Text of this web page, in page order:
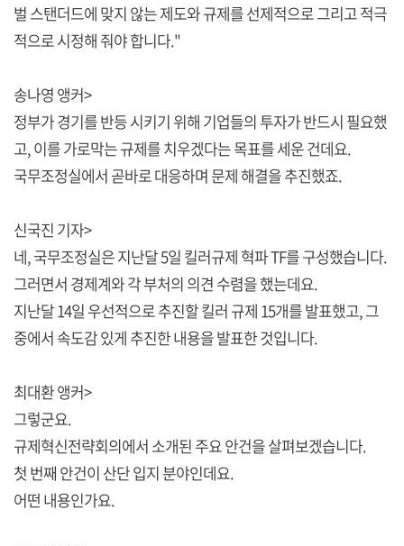
벌 스탠더드에 맞지 않는 제도와 규제를 선제적으로 그리고 적극
적으로 시정해 줘야 합니다."
송나영 앵커>
정부가 경기를 반등 시키기 위해 기업들의 투자가 반드시 필요했
고, 이를 가로막는 규제를 치우겠다는 목표를 세운 건데요.
국무조정실에서 곧바로 대응하며 문제 해결을 추진했죠.
신국진 기자>
네, 국무조정실은 지난달 5일 킬러규제 혁파 TF를 구성했습니다.
그러면서 경제계와 각 부처의 의견 수렴을 했는데요.
지난달 14일 우선적으로 추진할 킬러 규제 15개를 발표했고, 그
중에서 속도감 있게 추진한 내용을 발표한 것입니다.
최대환 앵커>
그렇군요.
규제혁신전략회의에서 소개된 주요 안건을 살펴보겠습니다.
첫 번째 안건이 산단 입지 분야인데요.
어떤 내용인가요.